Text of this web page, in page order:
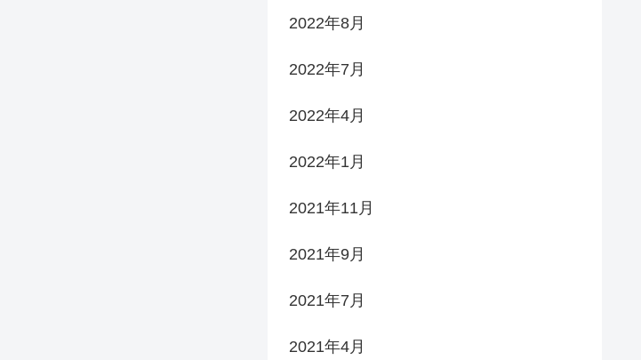
2022年8月
2022年7月
2022年4月
2022年1月
2021年11月
2021年9月
2021年7月
2021年4月